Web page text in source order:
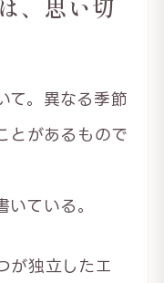
、思い切
て。異なる季節
とがあるもので
ている。
が独立したエ